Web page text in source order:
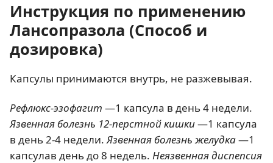
Инструкция по применению
Лансопразола (Способ и
дозировка)
Капсулы принимаются внутрь, не разжевывая.
Рефлюкс-эзофагит —1 капсула в день 4 недели.
Язвенная болезнь 12-перстной кишки—1 капсула
в день 2-4 недели. Язвенная болезнь желудка—1
капсулав день до 8 недель. Неязвенная диспепсия